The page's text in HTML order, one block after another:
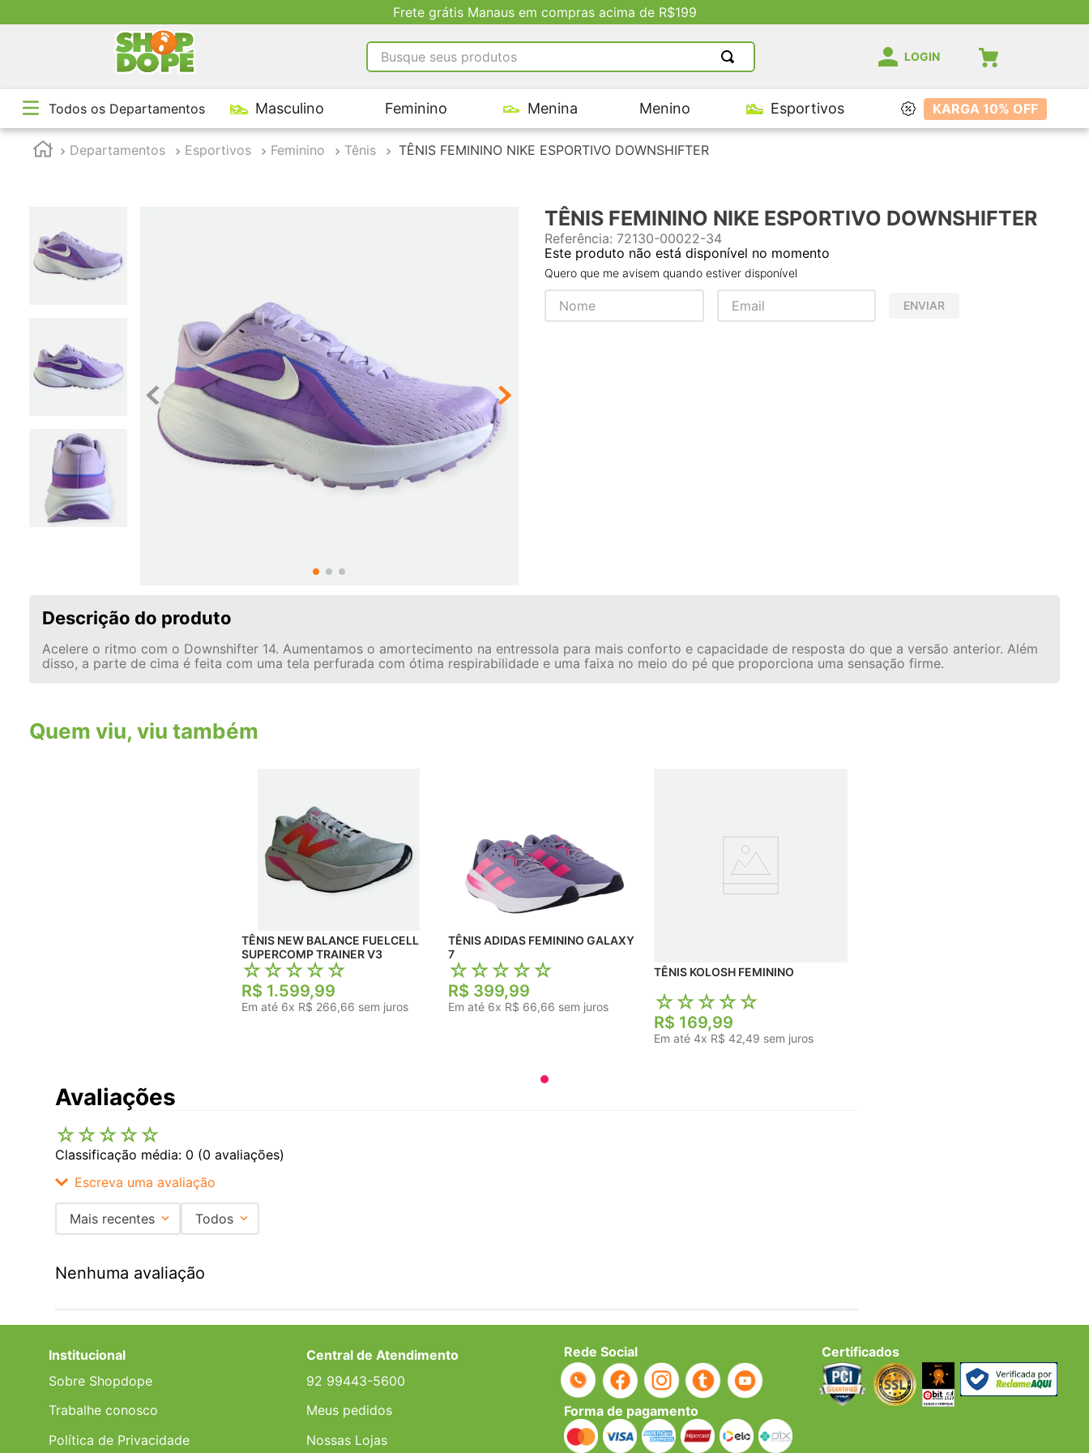
Descontos Exclusivos no Site
Busque seus produtos LOGIN
Todos os Departamentos Masculino Feminino Menina Menino Esportivos KARGA 10% OFF
Departamentos Esportivos Feminino Tênis TÊNIS FEMININO NIKE ESPORTIVO DOWNSHIFTER
TÊNIS FEMININO NIKE ESPORTIVO DOWNSHIFTER
Referência: 72130-00022-34
Este produto não está disponível no momento
Quero que me avisem quando estiver disponível
ENVIAR
Descrição do produto
Acelere o ritmo com o Downshifter 14. Aumentamos o amortecimento na entressola para mais conforto e capacidade de resposta do que a versão anterior. Além
disso, a parte de cima é feita com uma tela perfurada com ótima respirabilidade e uma faixa no meio do pé que proporciona uma sensação firme.
Quem viu, viu também
TÊNIS NEW BALANCE FUELCELL
SUPERCOMP TRAINER V3
☆☆☆☆☆
R$ 1.599,99
Em até 6x R$ 266,66 sem juros
TÊNIS ADIDAS FEMININO GALAXY
7
☆☆☆☆☆
R$ 399,99
Em até 6x R$ 66,66 sem juros
TÊNIS KOLOSH FEMININO
☆☆☆☆☆
R$ 169,99
Em até4x R$ 42,49 sem juros
Avaliações
☆☆☆☆☆
Classificação média: 0 (0 avaliações)
Escreva uma avaliação
Título
Avalie o produto de 1 a 5 estrelas
★ ★
Mais recentes Todos
Nenhuma avaliação
Institucional
Sobre Shopdope
Trabalhe conosco
Política de Privacidade
Central de Atendimento
92 99443-5600
Meus pedidos
Nossas Lojas
Rede Social
Forma de pagamento
Certificados
TERMOS MAIS BUSCADOS
tênis masculino
2º
tenis feminino